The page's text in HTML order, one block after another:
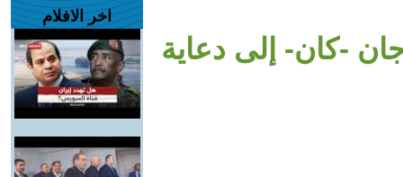
-كان- إلى دعاية
اخر الافلام